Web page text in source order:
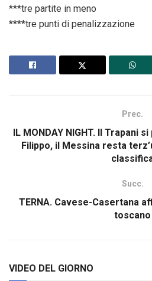
***tre partite in meno
****tre punti di penalizzazione
Prec.
IL MONDAY NIGHT. Il Trapani
Filippo, il Messina resta
Succ.
TERNA. Cavese-Casertana
toscano
VIDEO DEL GIORNO